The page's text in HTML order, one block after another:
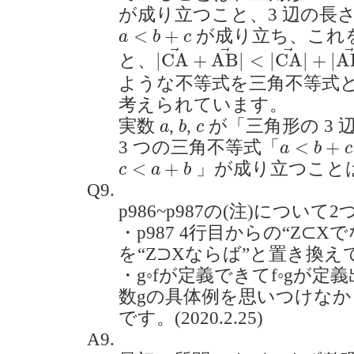
が成り立つこと、3 辺の長
a < b + c
a< b+c
が成り立ち、これ
と、
→
CA + →
AB < →
CA + →
A
| CA→+ AB→|< |CA→|+|
ような不等式を三角不等式
考えられています。
実数 a
a, b
b, c
c が「三角形の 3
3 つの三角不等式「 a < b + c
a< b+c
c < a + b
c a +b
」が成り立つこと
Q9.
p986~p987の(注)について2
・p987 4行目からの“Z⊂X
を“Z⊃Xならば”と置き換え
・g◦fが定義できてf◦gが定
数gの具体例を思いつけな
です。(2020.2.25)
A9.